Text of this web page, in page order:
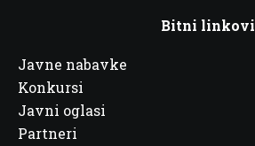
Bitni linkovi
Javne nabavke
Konkursi
Javni oglasi
Partneri